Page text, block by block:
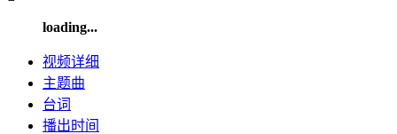
loading...
视频详细
主题曲
台词
播出时间